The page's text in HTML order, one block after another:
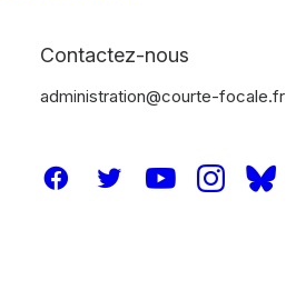
Contactez-nous
administration@courte-focale.fr